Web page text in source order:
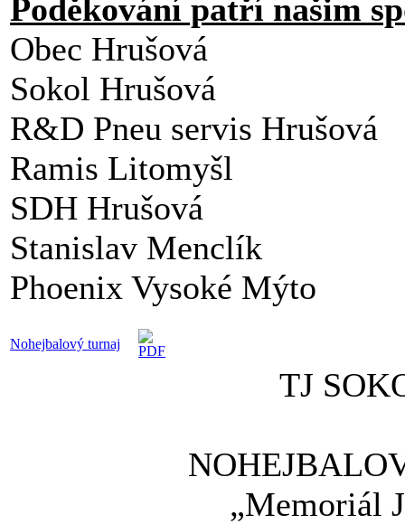
Poděkování patří našim
Obec Hrušová
Sokol Hrušová
R&D Pneu servis Hrušová
Ramis Litomyšl
SDH Hrušová
Stanislav Menclík
Phoenix Vysoké Mýto
Nohejbalový turnaj
TJ
„Memoriál